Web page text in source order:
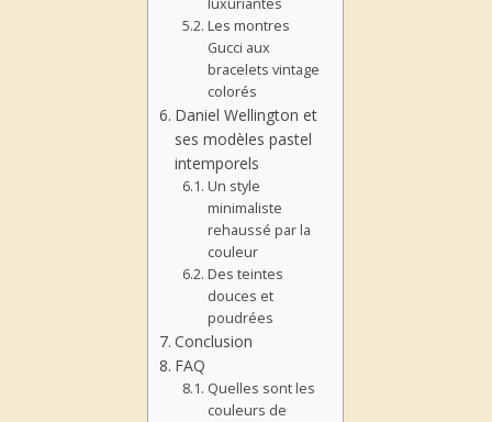
luxuriantes
Les montres
Gucci aux
bracelets vintage
colorés
Daniel Wellington et
ses modèles pastel
intemporels
Un style
minimaliste
rehaussé par la
couleur
Des teintes
douces et
poudrées
Conclusion
FAQ
Quelles sont les
couleurs de